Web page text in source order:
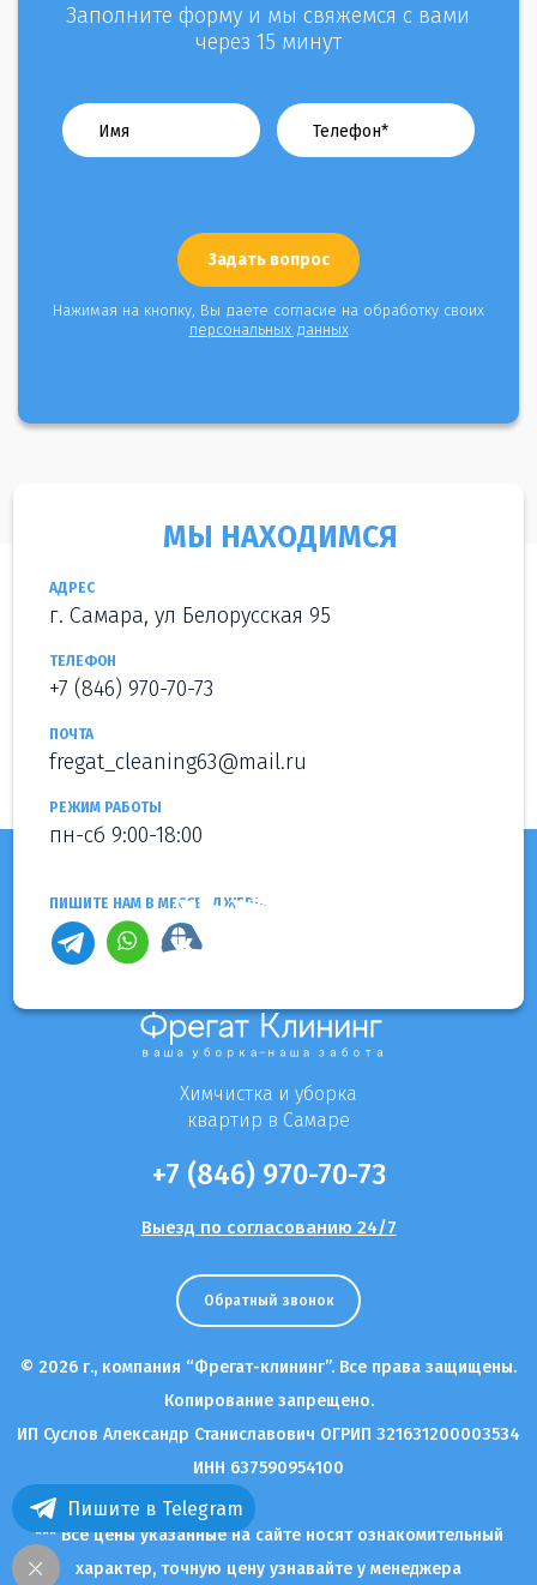
Заполните форму и мы свяжемся с вами
через 15 минут
Нажимая на кнопку, Вы даете согласие на обработку своих
персональных данных
МЫ НАХОДИМСЯ
АДРЕС
г. Самара, ул Белорусская 95
ТЕЛЕФОН
+7 (846) 970-70-73
ПОЧТА
fregat_cleaning63@mail.ru
РЕЖИМ РАБОТЫ
пн-сб 9:00-18:00
ПИШИТЕ НАМ В МЕССЕНДЖЕРЫ
Пишите в Telegram
Химчистка и уборка
квартир в Самаре
+7 (846) 970-70-73
Выезд по согласованию 24/7
Обратный звонок
© 2026 г., компания “Фрегат-клининг”. Все права защищены.
Копирование запрещено.
ИП Суслов Александр Станиславович ОГРИП 321631200003534
ИНН 637590954100
*** Все цены указанные на сайте носят ознакомительный
характер, точную цену узнавайте у менеджера